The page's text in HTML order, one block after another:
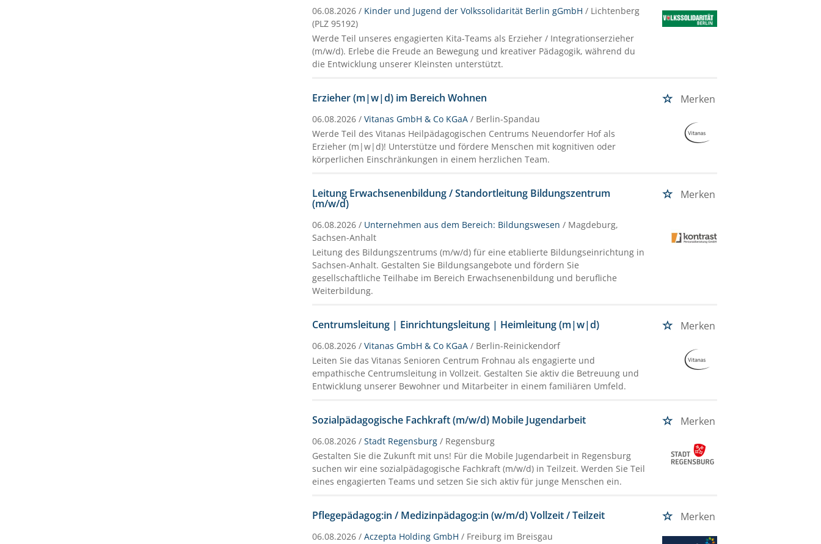
06.08.2026 / Kinder und Jugend der Volkssolidarität Berlin gGmbH / Lichtenberg
(PLZ 95192)
Werde Teil unseres engagierten Kita-Teams als Erzieher / Integrationserzieher
(m/w/d). Erlebe die Freude an Bewegung und kreativer Pädagogik, während du
die Entwicklung unserer Kleinsten unterstützt.
Erzieher (m|w|d) im Bereich Wohnen Merken
06.08.2026 /Vitanas GmbH & Co KGaA / Berlin-Spandau
Werde Teil des Vitanas Heilpädagogischen Centrums Neuendorfer Hof als
Erzieher (m|w|d)! Unterstütze und fördere Menschen mit kognitiven oder
körperlichen Einschränkungen in einem herzlichen Team.
Leitung Erwachsenenbildung / Standortleitung Bildungszentrum
(m/w/d)
Merken
06.08.2026 / Unternehmen aus dem Bereich: Bildungswesen / Magdeburg,
Sachsen-Anhalt
Leitung des Bildungszentrums (m/w/d) für eine etablierte Bildungseinrichtung in
Sachsen-Anhalt. Gestalten Sie Bildungsangebote und fördern Sie
gesellschaftliche Teilhabe im Bereich Erwachsenenbildung und berufliche
Weiterbildung.
Centrumsleitung | Einrichtungsleitung | Heimleitung (m|w|d) Merken
06.08.2026 /Vitanas GmbH & Co KGaA / Berlin-Reinickendorf
Leiten Sie das Vitanas Senioren Centrum Frohnau als engagierte und
empathische Centrumsleitung in Vollzeit. Gestalten Sie aktiv die Betreuung und
Entwicklung unserer Bewohner und Mitarbeiter in einem familiären Umfeld.
Sozialpädagogische Fachkraft (m/w/d) Mobile Jugendarbeit Merken
06.08.2026 /Stadt Regensburg / Regensburg
Gestalten Sie die Zukunft mit uns! Für die Mobile Jugendarbeit in Regensburg
suchen wir eine sozialpädagogische Fachkraft (m/w/d) in Teilzeit. Werden Sie Teil
eines engagierten Teams und setzen Sie sich aktiv für junge Menschen ein.
Pflegepädagog:in / Medizinpädagog:in (w/m/d) Vollzeit / Teilzeit Merken
06.08.2026 /Aczepta Holding GmbH / Freiburg im Breisgau